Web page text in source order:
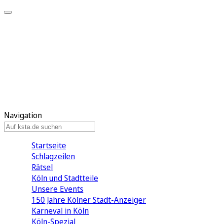
Navigation
Startseite
Schlagzeilen
Rätsel
Köln und Stadtteile
Unsere Events
150 Jahre Kölner Stadt-Anzeiger
Karneval in Köln
Köln-Spezial